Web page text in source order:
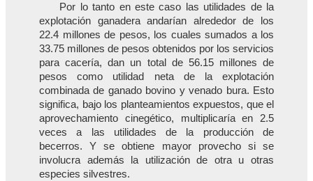
Por lo tanto en este caso las utilidades de la
explotación ganadera andarían alrededor de los
22.4 millones de pesos, los cuales sumados a los
33.75 millones de pesos obtenidos por los servicios
para cacería, dan un total de 56.15 millones de
pesos como utilidad neta de la explotación
combinada de ganado bovino y venado bura. Esto
significa, bajo los planteamientos expuestos, que el
aprovechamiento cinegético, multiplicaría en 2.5
veces a las utilidades de la producción de
becerros. Y se obtiene mayor provecho si se
involucra además la utilización de otra u otras
especies silvestres.